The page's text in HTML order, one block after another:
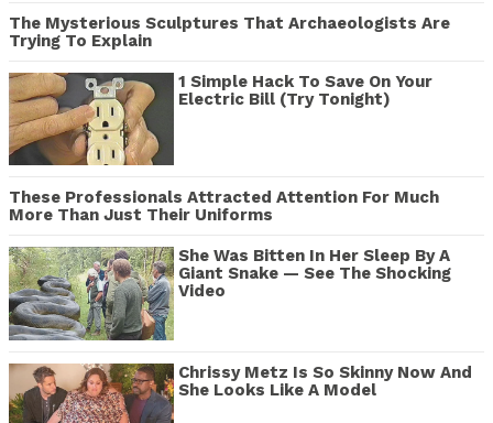
The Mysterious Sculptures That Archaeologists Are
Trying To Explain
1 Simple Hack To Save On Your
Electric Bill (Try Tonight)
These Professionals Attracted Attention For Much
More Than Just Their Uniforms
She Was Bitten In Her Sleep By A
Giant Snake — See The Shocking
Video
Chrissy Metz Is So Skinny Now And
She Looks Like A Model